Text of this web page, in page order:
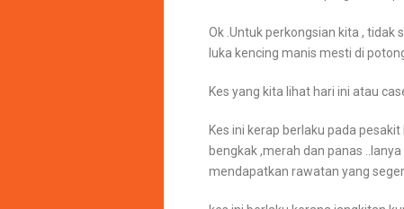
Ok .Untuk perkongsian kita ,
luka kencing manis mesti di potong
Kes yang kita lihat hari ini atau
Kes ini kerap berlaku pada
bengkak ,merah dan panas
mendapatkan rawatan yang